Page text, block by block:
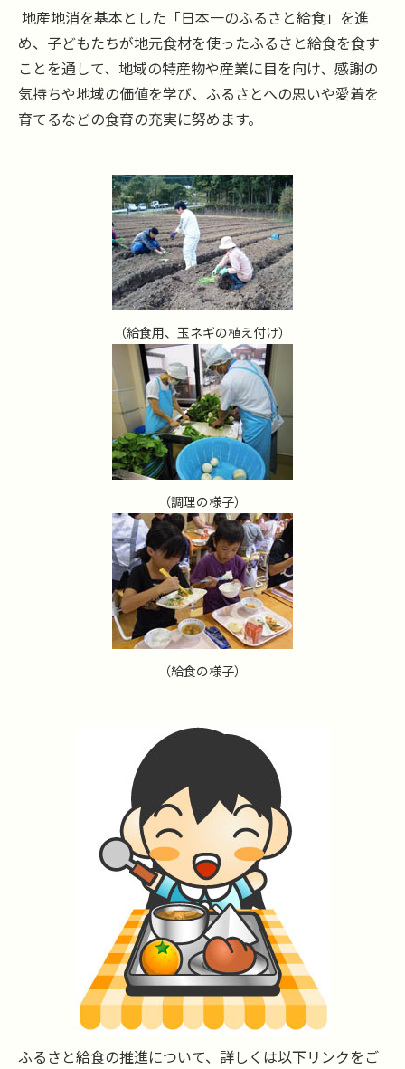
地産地消を基本とした「日本一のふるさと給食」を進
め、子どもたちが地元食材を使ったふるさと給食を食す
ことを通して、地域の特産物や産業に目を向け、感謝の
気持ちや地域の価値を学び、ふるさとへの思いや愛着を
育てるなどの食育の充実に努めます。
（給食用、玉ネギの植え付け）
（調理の様子）
（給食の様子）
ふるさと給食の推進について、詳しくは以下リンクをご